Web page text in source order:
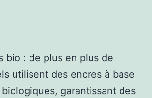
bio : de plus en plus de
utilisent des encres à base
garantissant des